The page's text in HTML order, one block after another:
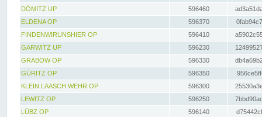
DÖMITZ UP
596460
ELDENA OP
596370
FINDENWIRUNSHIER OP
596410
GARWITZ UP
596230
GRABOW OP
596330
GÜRITZ OP
596350
KLEIN LAASCH WEHR OP
596300
LEWITZ OP
596250
LÜBZ OP
596140